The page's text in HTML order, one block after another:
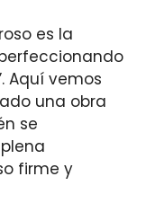
es la
Aquí vemos
una obra
se
firme y